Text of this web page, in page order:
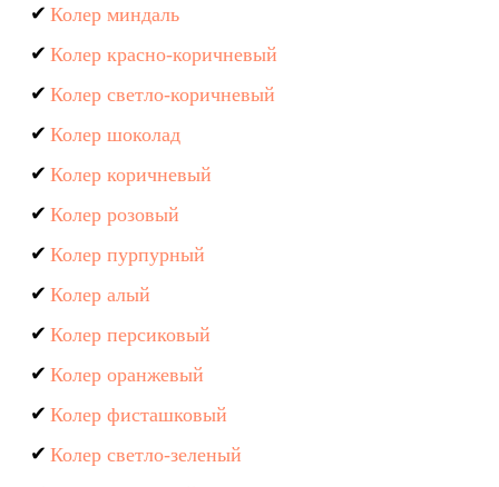
Колер миндаль
Колер красно-коричневый
Колер светло-коричневый
Колер шоколад
Колер коричневый
Колер розовый
Колер пурпурный
Колер алый
Колер персиковый
Колер оранжевый
Колер фисташковый
Колер светло-зеленый